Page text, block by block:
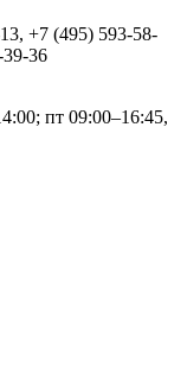
+7 (495) 593-58-
36
пт 09:00–16:45,